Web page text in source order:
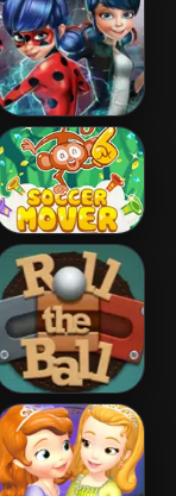
Ladybug Secret
Mission
Soccer Mover
2015
Roll The Ball
Online